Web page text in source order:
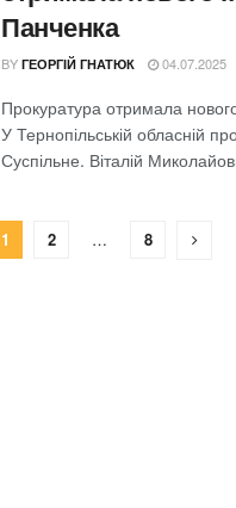
Панченка
BY ГЕОРГІЙ ГНАТЮК 04.07.2025
Прокуратура отримала
У Тернопільській обласній
Суспільне. Віталій
1 2 … 8